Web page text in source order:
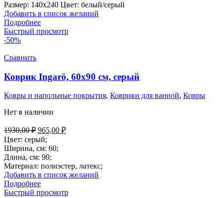
Размер: 140х240 Цвет: белый/серый
Добавить в список желаний
Подробнее
Быстрый просмотр
-50%
Сравнить
Коврик Ingarö, 60х90 см, серый
Ковры и напольные покрытия, Коврики для ванной, Ковры
Нет в наличии
1930,00₽ Первоначальная
цена
составляла
1930,00 ₽.
965,00 ₽Текущая
Цвет: серый;
Ширина, см: 60;
Длина, см: 90;
Материал: полиэстер, латекс;
Добавить в список желаний
Подробнее
Быстрый просмотр